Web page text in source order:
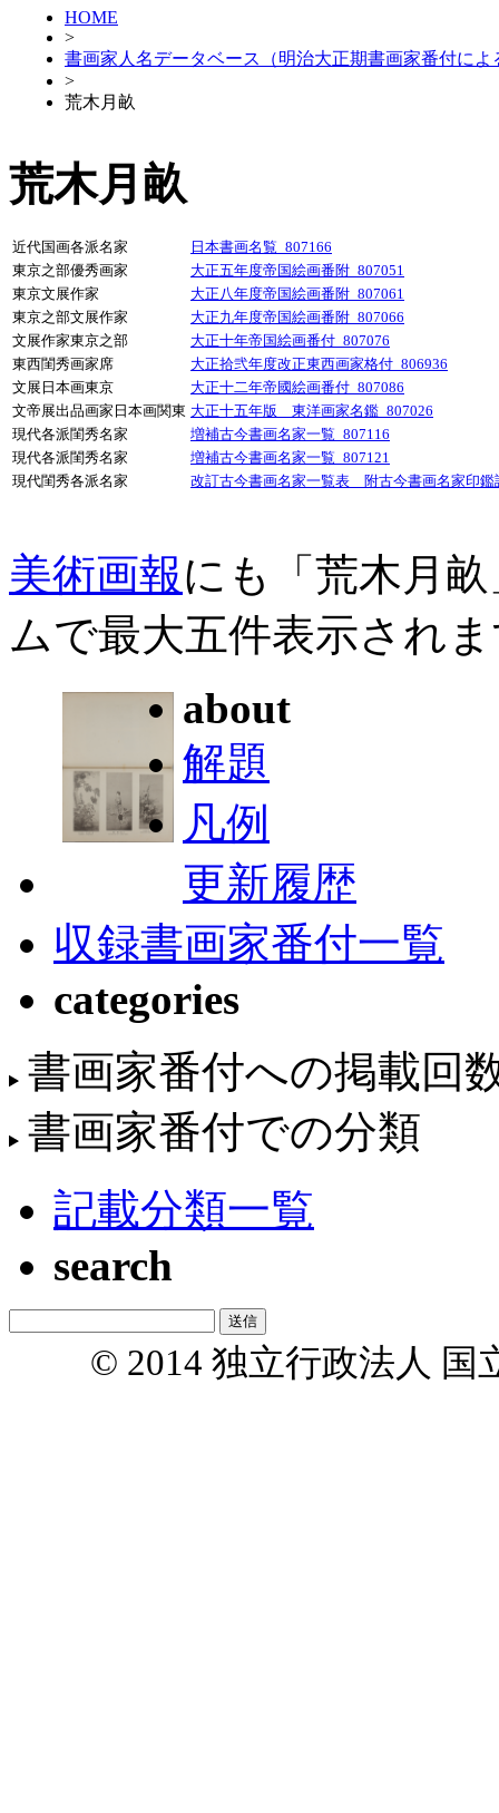
HOME
>
書画家人名データベース（明治大正期書画家番付によ
>
荒木月畝
荒木月畝
近代国画各派名家
日本書画名覧_807166
東京之部優秀画家
大正五年度帝国絵画番附_807051
東京文展作家
大正八年度帝国絵画番附_807061
東京之部文展作家
大正九年度帝国絵画番附_807066
文展作家東京之部
大正十年帝国絵画番付_807076
東西閨秀画家席
大正拾弐年度改正東西画家格付_806936
文展日本画東京
大正十二年帝國絵画番付_807086
文帝展出品画家日本画関東 大正十五年版 東洋画家名鑑_807026
現代各派閨秀名家
増補古今書画名家一覧_807116
現代各派閨秀名家
増補古今書画名家一覧_807121
現代閨秀各派名家
改訂古今書画名家一覧表 附古今書画名家印鑑
美術画報にも「荒木月
ムで最大五件表示され
about
解題
凡例
更新履歴
収録書画家番付一覧
categories
書画家番付への掲載回
書画家番付での分類
記載分類一覧
search
© 2014 独立行政法人 国